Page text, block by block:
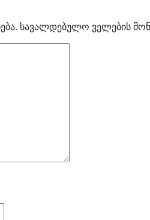
სავალდებულო ველების